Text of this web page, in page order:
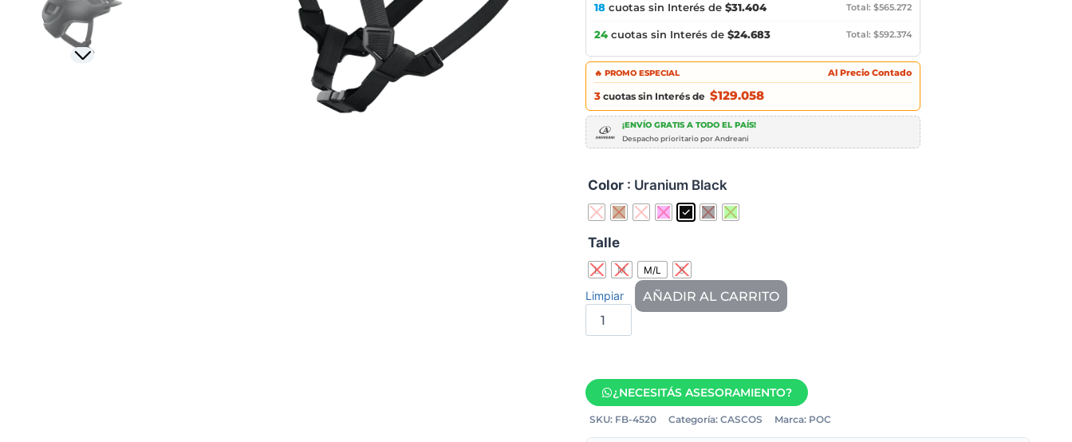
18 cuotas sin Interés de $31.404 Total: $565.272
24 cuotas sin Interés de $24.683 Total: $592.374
🔥 PROMO ESPECIAL Al Precio Contado
3 cuotas sin Interés de $129.058
¡ENVÍO GRATIS A TODO EL PAÍS!
Despacho prioritario por Andreani
Color : Uranium Black
Talle
L M M/L S
Limpiar AÑADIR AL CARRITO
¿NECESITÁS ASESORAMIENTO?
SKU: FB-4520 Categoría: CASCOS Marca: POC